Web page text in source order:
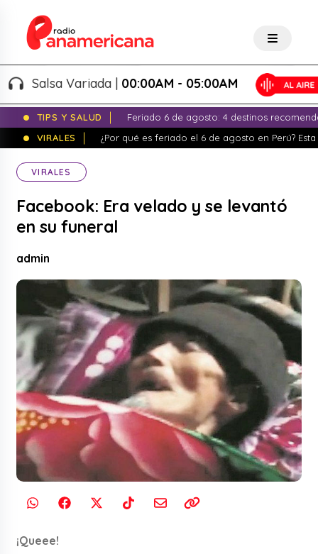
Salsa Variada |00:00AM - 05:00AM
TIPS Y SALUD
Feriado 6 de agosto: 4 destinos
VIRALES
¿Por qué es feriado el 6 de agosto en Perú?
VIRALES
Facebook: Era velado y se levantó
en su funeral
admin
¡Queee!